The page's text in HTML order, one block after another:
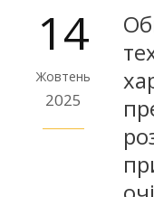
14
Жовтень
2025